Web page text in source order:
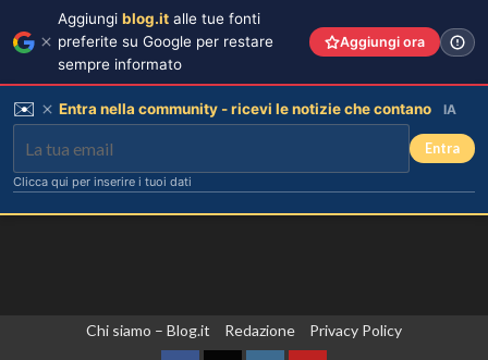
Chi siamo – Blog.it Redazione Privacy Policy
Aggiungi blog.it alle tue fonti
preferite su Google per restare
sempre informato
Aggiungi ora
✉️ Entra nella community - ricevi le notizie che contano IA
Entra
Clicca qui per inserire i tuoi dati